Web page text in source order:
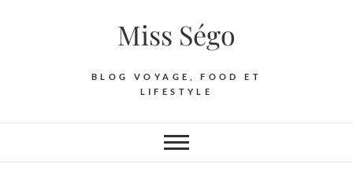
Miss Ségo
BLOG VOYAGE, FOOD ET
LIFESTYLE